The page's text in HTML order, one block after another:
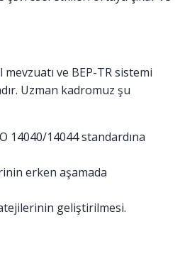
ve BEP-TR sistemi
Uzman kadromuz şu
14040/14044 standardına
erken aşamada
geliştirilmesi.